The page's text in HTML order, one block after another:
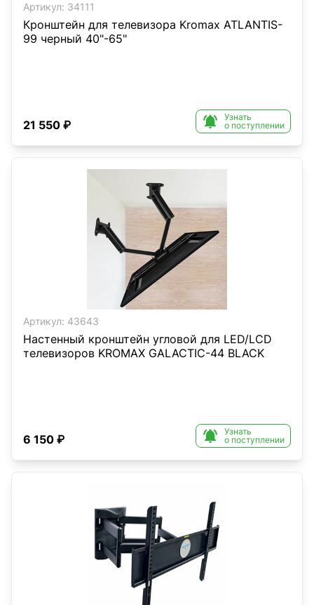
Артикул: 34111
Кронштейн для телевизора Kromax ATLANTIS-
99 черный 40"-65"
21 550 ₽ 
Узнать
о поступлении
Артикул: 43643
Настенный кронштейн угловой для LED/LCD
телевизоров KROMAX GALACTIC-44 BLACK
6 150 ₽ 
Узнать
о поступлении